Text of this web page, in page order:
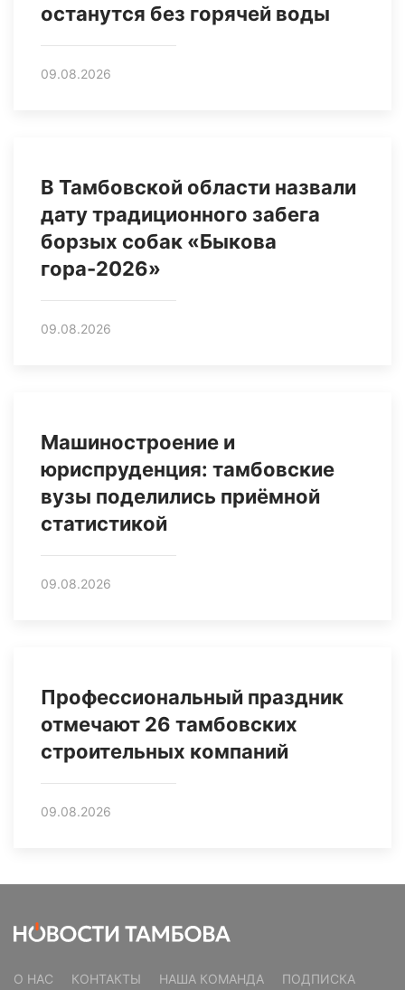
останутся без горячей воды
09.08.2026
В Тамбовской области назвали
дату традиционного забега
борзых собак «Быкова
гора-2026»
09.08.2026
Машиностроение и
юриспруденция: тамбовские
вузы поделились приёмной
статистикой
09.08.2026
Профессиональный праздник
отмечают 26 тамбовских
строительных компаний
09.08.2026
О НАС КОНТАКТЫ НАША КОМАНДА ПОДПИСКА